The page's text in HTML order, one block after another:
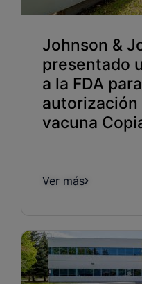
Johnson &
presentado
a la FDA
autorización
vacuna
Ver más